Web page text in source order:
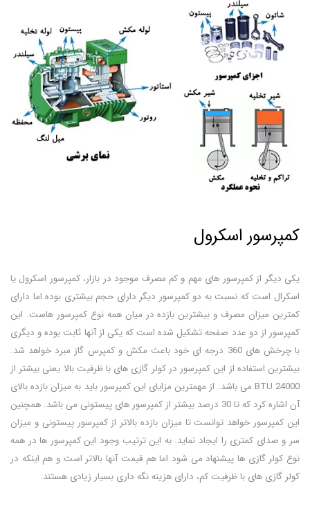
کمپرسور اسکرول
یکی دیگر از کمپرسور های مهم و کم مصرف موجود در بازار، کمپرسور اسکرول یا
اسکرال است که نسبت به دو کمپرسور دیگر دارای حجم بیشتری بوده اما دارای
کمترین میزان مصرف و بیشترین بازده در میان همه نوع کمپرسور هاست. این
کمپرسور از دو عدد صفحه تشکیل شده است که یکی از آنها ثابت بوده و دیگری
با چرخش های 360 درجه ای خود باعث مکش و کمپرس گاز مبرد خواهد شد.
بیشترین استفاده از این کمپرسور در کولر گازی های با ظرفیت بالا یعنی بیشتر از
24000 BTU می باشد. از مهمترین مزایای این کمپرسور باید به میزان بازده بالای
آن اشاره کرد که تا 30 درصد بیشتر از کمپرسور های پیستونی می باشد. همچنین
این کمپرسور خواهد توانست تا میزان بازده بالاتر از کمپرسور پیستونی و میزان
سر و صدای کمتری را ایجاد نماید. به این ترتیب وجود این کمپرسور ها در همه
نوع کولر گازی ها پیشنهاد می شود اما هم قیمت آنها بالاتر است و هم اینکه در
کولر گازی های با ظرفیت کم، دارای هزینه نگه داری بسیار زیادی هستند.